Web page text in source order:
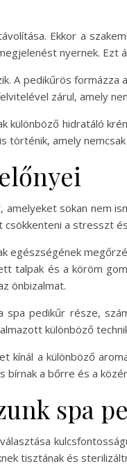
Ekkor a
nyernek. Ezt
A pedikűrös
zárul, amely
különböző hidratáló
történik, amely
amelyeket sokan nem
a stresszt
egészségének
talpak és a köröm
önbizalmat.
spa pedikűr része,
különböző
kínál a különböző
bírnak a bőrre és a
spa
tisztának és